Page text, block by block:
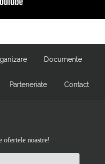
Documente
Parteneriate Contact
ofertele noastre!